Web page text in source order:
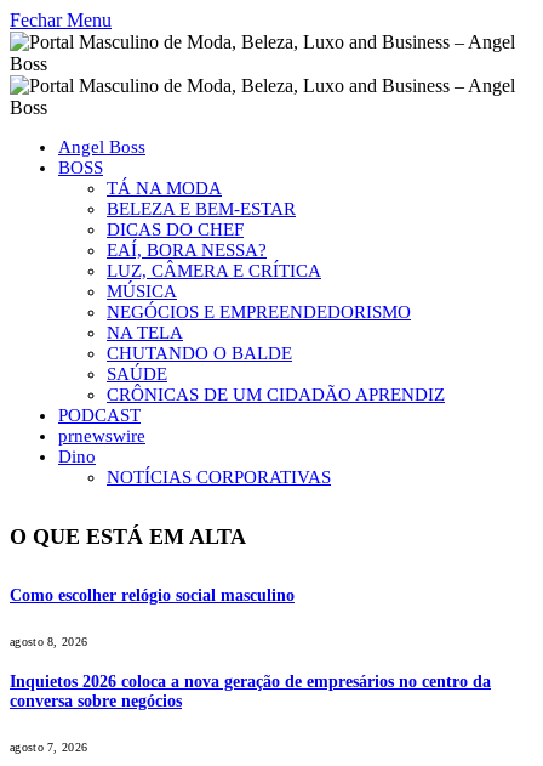
Fechar Menu
Angel Boss
BOSS
TÁ NA MODA
BELEZA E BEM-ESTAR
DICAS DO CHEF
EAÍ, BORA NESSA?
LUZ, CÂMERA E CRÍTICA
MÚSICA
NEGÓCIOS E EMPREENDEDORISMO
NA TELA
CHUTANDO O BALDE
SAÚDE
CRÔNICAS DE UM CIDADÃO APRENDIZ
PODCAST
prnewswire
Dino
NOTÍCIAS CORPORATIVAS
O QUE ESTÁ EM ALTA
Como escolher relógio social masculino
agosto 8, 2026
Inquietos 2026 coloca a nova geração de empresários no centro da
conversa sobre negócios
agosto 7, 2026